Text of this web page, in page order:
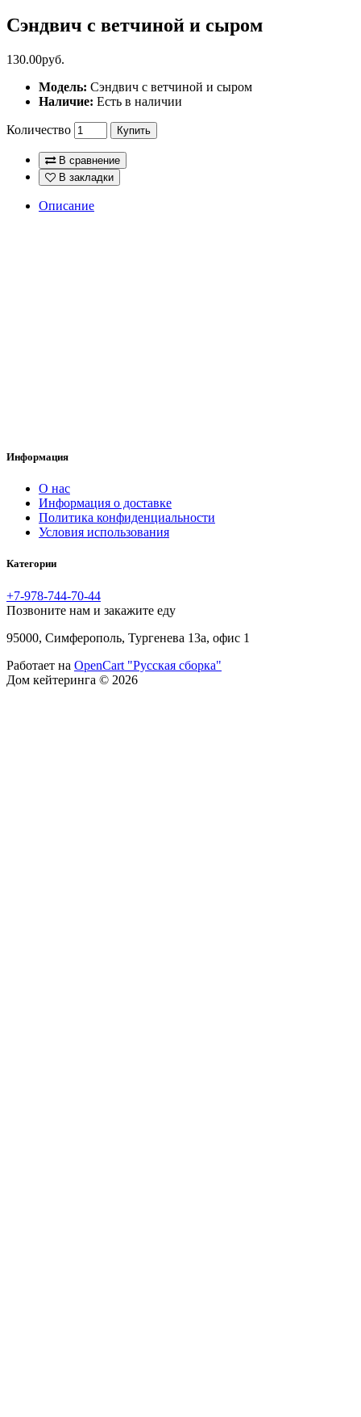
Сэндвич с ветчиной и сыром
130.00руб.
Модель: Сэндвич с ветчиной и сыром
Наличие: Есть в наличии
Количество Купить
В сравнение
В закладки
Описание
Информация
O нас
Информация о доставке
Политика конфиденциальности
Условия использования
Категории
+7-978-744-70-44
Позвоните нам и закажите еду
95000, Симферополь, Тургенева 13а, офис 1
Работает на OpenCart "Русская сборка"
Дом кейтеринга © 2026